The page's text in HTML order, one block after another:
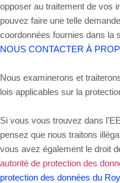
opposer au traitement de vos
pouvez faire une telle
coordonnées fournies dans la
NOUS CONTACTER À
Nous examinerons et
lois applicables sur la
Si vous vous trouvez dans
pensez que nous traitons
vous avez également le droit
autorité de protection des
protection des données du